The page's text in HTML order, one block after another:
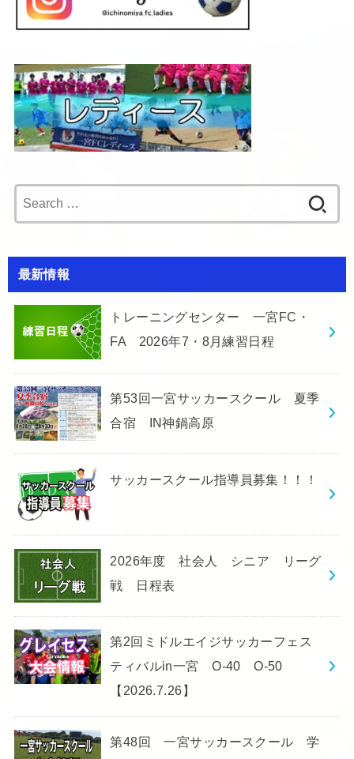
for:
最新情報
トレーニングセンター 一宮FC・
FA 2026年7・8月練習日程
第53回一宮サッカースクール 夏季
合宿 IN神鍋高原
サッカースクール指導員募集！！！
2026年度 社会人 シニア リーグ
戦 日程表
第2回ミドルエイジサッカーフェス
ティバルin一宮 O-40 O-50
【2026.7.26】
第48回 一宮サッカースクール 学